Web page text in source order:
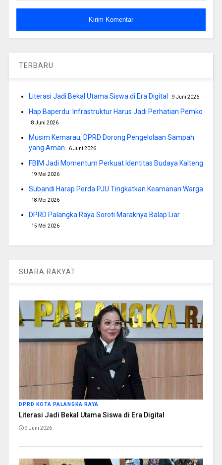
TERBARU
Literasi Jadi Bekal Utama Siswa di Era Digital 9 Juni 2026
Hap Baperdu: Infrastruktur Harus Jadi Perhatian Pemko
8 Juni 2026
Musim Kemarau, DPRD Dorong Pengelolaan Sampah
yang Aman
6 Juni 2026
FBIM Jadi Momentum Perkuat Identitas Budaya Kalteng
19 Mei 2026
Subandi Harap Perda PJU Tingkatkan Keamanan Warga
18 Mei 2026
DPRD Palangka Raya Soroti Maraknya Balap Liar
15 Mei 2026
SUARA RAKYAT
DPRD KOTA PALANGKA RAYA
Literasi Jadi Bekal Utama Siswa di Era Digital
9 Juni 2026